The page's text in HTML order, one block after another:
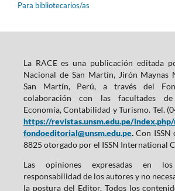
Para bibliotecarios/as
La RACE es una publicación editada
Nacional de San Martín, Jirón Maynas
San Martín, Perú, a través del
colaboración con las facultades de
Economía, Contabilidad y Turismo. Tel.
https://revistas.unsm.edu.pe/
fondoeditorial@unsm.edu.pe.Con ISSN
8825 otorgado por el ISSN International
Las opiniones expresadas en
responsabilidad de los autores y no
la postura del Editor. Todos los